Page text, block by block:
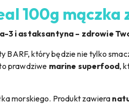
100g mączka
3 i astaksantyna – zdrowie
BARF, który będzie nie tylko
prawdziwe marine superfood,
morskiego. Produkt zawiera